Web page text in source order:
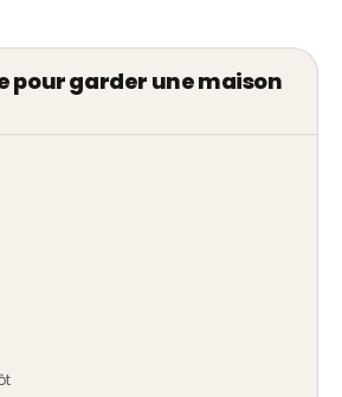
pour garder une maison